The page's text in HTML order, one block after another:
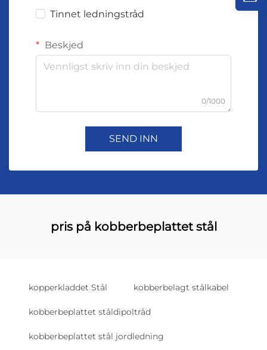
Tinnet ledningstråd
Beskjed
0/1000
SEND INN
pris på kobberbeplattet stål
kopperkladdet Stål kobberbelagt stålkabel
kobberbeplattet ståldipoltråd
kobberbeplattet stål jordledning